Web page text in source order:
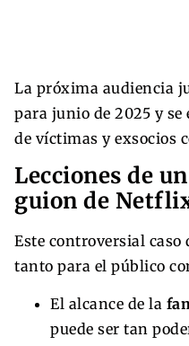
La próxima audiencia
para junio de 2025 y
de víctimas y exsocios
Lecciones de
guion de
Este controversial
tanto para el público
El alcance de la
puede ser tan